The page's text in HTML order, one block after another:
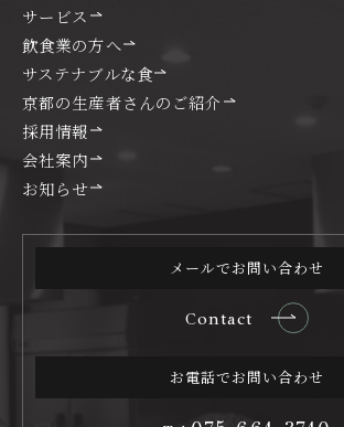
サービス
飲食業の方へ
サステナブルな食
京都の生産者さんのご紹介
採用情報
会社案内
お知らせ
メールでお問い合わせ
Contact
お電話でお問い合わせ